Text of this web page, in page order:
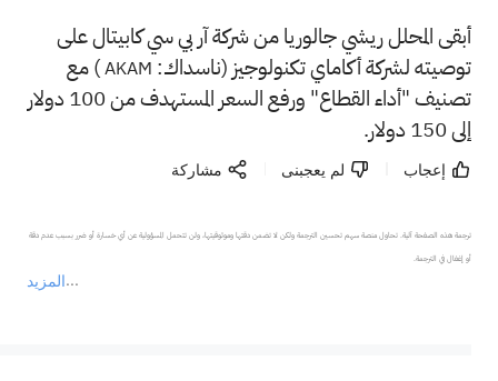
أبقى المحلل ريشي جالوريا من شركة آر بي سي كابيتال على
توصيته لشركة أكاماي تكنولوجيز (ناسداك: AKAM) مع
تصنيف "أداء القطاع" ورفع السعر المستهدف من 100 دولار
إلى 150 دولار.
إعجاب لم يعجبنى مشاركة
المزيد
ترجمة هذه الصفحة آلية. تحاول منصة سهم تحسين الترجمة ولكن لا تضمن دقتها وموثوقيتها، ولن تتحمل المسؤولية عن أي خسارة أو ضرر بسبب عدم دقة
أو إغفال في الترجمة.